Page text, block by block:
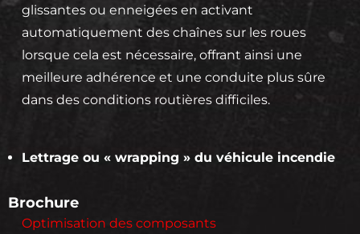
glissantes ou enneigées en activant
automatiquement des chaînes sur les roues
lorsque cela est nécessaire, offrant ainsi une
meilleure adhérence et une conduite plus sûre
dans des conditions routières difficiles.
Lettrage ou « wrapping » du véhicule incendie
Brochure
Optimisation des composants